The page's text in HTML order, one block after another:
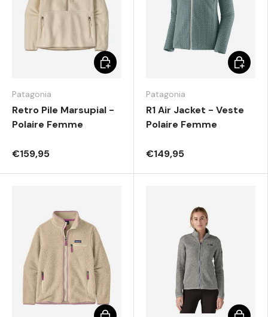
Patagonia
Retro Pile Marsupial -
Polaire Femme
€159,95
Elegir opciones
Patagonia
R1 Air Jacket - Veste
Polaire Femme
€149,95
Elegir
Elegir opciones Elegir